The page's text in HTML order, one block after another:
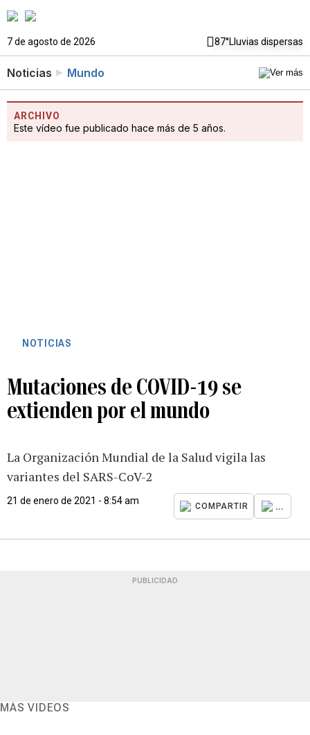
7 de agosto de 2026 87°Lluvias dispersas
Noticias Mundo
ARCHIVO
Este vídeo fue publicado hace más de 5 años.
NOTICIAS
Mutaciones de COVID-19 se
extienden por el mundo
La Organización Mundial de la Salud vigila las
variantes del SARS-CoV-2
21 de enero de 2021 - 8:54 am
COMPARTIR ...
PUBLICIDAD
MÁS VIDEOS